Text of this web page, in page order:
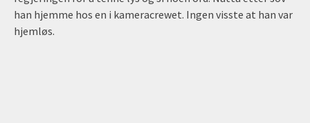
han hjemme hos en i kameracrewet. Ingen visste at han var
hjemløs.